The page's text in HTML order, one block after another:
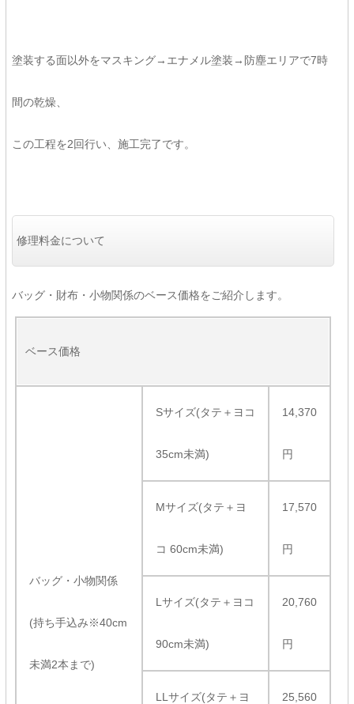
塗装する面以外をマスキング→エナメル塗装→防塵エリアで7時
間の乾燥、
この工程を2回行い、施工完了です。
修理料金について
バッグ・財布・小物関係のベース価格をご紹介します。
ベース価格
バッグ・小物関係
(持ち手込み※40cm
未満2本まで)
Sサイズ(タテ＋ヨコ
35cm未満)
14,370
円
Mサイズ(タテ＋ヨ
コ 60cm未満)
17,570
円
Lサイズ(タテ＋ヨコ
90cm未満)
20,760
円
LLサイズ(タテ＋ヨ 25,560